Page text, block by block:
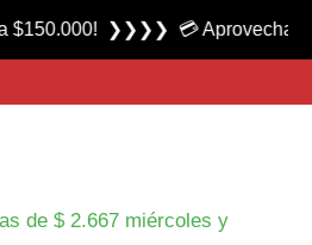
Grey Gull
de $2.667 miércoles y
❯❯❯❯ 💳 Aprovecha las 3